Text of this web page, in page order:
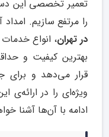
تعمیر تخصصی این
را مرتفع سازیم.
در تهران، انواع خدمات
بهترین کیفیت و
قرار می‌دهد و برای
ویژه‌ای را در
ادامه با آن‌ها آشنا